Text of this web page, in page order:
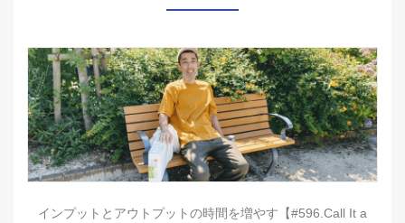
インプットとアウトプットの時間を増やす【#596.Call It a